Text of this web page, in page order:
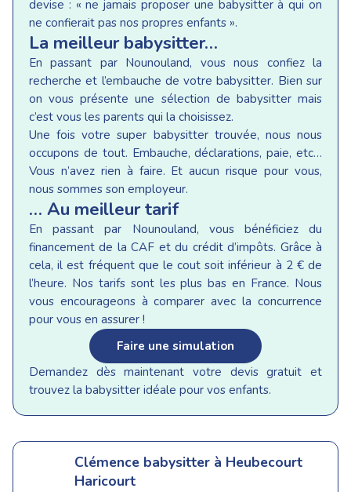
devise : « ne jamais proposer une babysitter à qui on
ne confierait pas nos propres enfants ».
La meilleur babysitter…
En passant par Nounouland, vous nous confiez la
recherche et l’embauche de votre babysitter. Bien sur
on vous présente une sélection de babysitter mais
c’est vous les parents qui la choisissez.
Une fois votre super babysitter trouvée, nous nous
occupons de tout. Embauche, déclarations, paie, etc…
Vous n’avez rien à faire. Et aucun risque pour vous,
nous sommes son employeur.
… Au meilleur tarif
En passant par Nounouland, vous bénéficiez du
financement de la CAF et du crédit d’impôts. Grâce à
cela, il est fréquent que le cout soit inférieur à 2 € de
l’heure. Nos tarifs sont les plus bas en France. Nous
vous encourageons à comparer avec la concurrence
pour vous en assurer !
Faire une simulation
Demandez dès maintenant votre devis gratuit et
trouvez la babysitter idéale pour vos enfants.
Clémence babysitter à Heubecourt
Haricourt